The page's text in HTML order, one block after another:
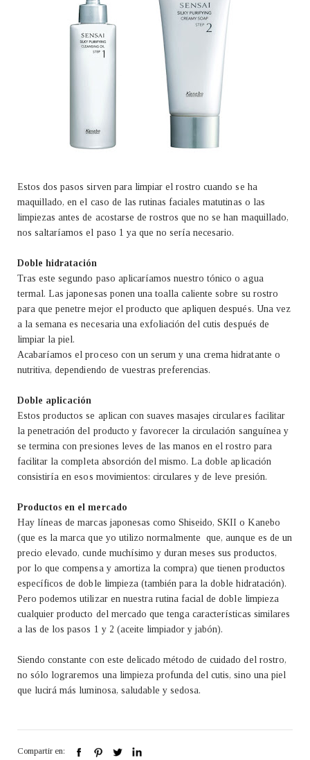
Estos dos pasos sirven para limpiar el rostro cuando se ha
maquillado, en el caso de las rutinas faciales matutinas o las
limpiezas antes de acostarse de rostros que no se han maquillado,
nos saltaríamos el paso 1 ya que no sería necesario.
Doble hidratación
Tras este segundo paso aplicaríamos nuestro tónico o agua
termal. Las japonesas ponen una toalla caliente sobre su rostro
para que penetre mejor el producto que apliquen después. Una vez
a la semana es necesaria una exfoliación del cutis después de
limpiar la piel.
Acabaríamos el proceso con un serum y una crema hidratante o
nutritiva, dependiendo de vuestras preferencias.
Doble aplicación
Estos productos se aplican con suaves masajes circulares facilitar
la penetración del producto y favorecer la circulación sanguínea y
se termina con presiones leves de las manos en el rostro para
facilitar la completa absorción del mismo. La doble aplicación
consistiría en esos movimientos: circulares y de leve presión.
Productos en el mercado
Hay líneas de marcas japonesas como Shiseido, SKII o Kanebo
(que es la marca que yo utilizo normalmente que, aunque es de un
precio elevado, cunde muchísimo y duran meses sus productos,
por lo que compensa y amortiza la compra) que tienen productos
específicos de doble limpieza (también para la doble hidratación).
Pero podemos utilizar en nuestra rutina facial de doble limpieza
cualquier producto del mercado que tenga características similares
a las de los pasos 1 y 2 (aceite limpiador y jabón).
Siendo constante con este delicado método de cuidado del rostro,
no sólo lograremos una limpieza profunda del cutis, sino una piel
que lucirá más luminosa, saludable y sedosa.
Compartir en: